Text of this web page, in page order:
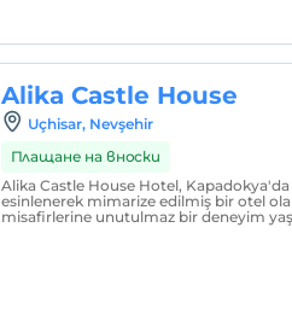
Alika Castle House
Uçhisar, Nevşehir
Плащане на вноски
Alika Castle House Hotel,
esinlenerek mimarize edilmiş bir otel
misafirlerine unutulmaz bir deneyim